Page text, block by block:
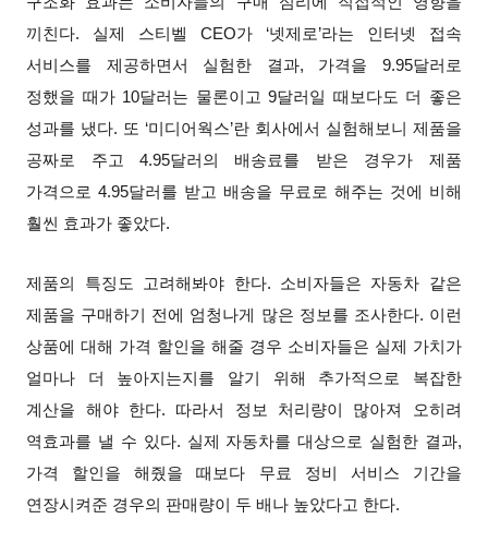
끼친다. 실제 스티벨 CEO가 ‘넷제로’라는 인터넷 접속
서비스를 제공하면서 실험한 결과, 가격을 9.95달러로
정했을 때가 10달러는 물론이고 9달러일 때보다도 더 좋은
성과를 냈다. 또 ‘미디어웍스’란 회사에서 실험해보니 제품을
공짜로 주고 4.95달러의 배송료를 받은 경우가 제품
가격으로 4.95달러를 받고 배송을 무료로 해주는 것에 비해
훨씬 효과가 좋았다.
제품의 특징도 고려해봐야 한다. 소비자들은 자동차 같은
제품을 구매하기 전에 엄청나게 많은 정보를 조사한다. 이런
상품에 대해 가격 할인을 해줄 경우 소비자들은 실제 가치가
얼마나 더 높아지는지를 알기 위해 추가적으로 복잡한
계산을 해야 한다. 따라서 정보 처리량이 많아져 오히려
역효과를 낼 수 있다. 실제 자동차를 대상으로 실험한 결과,
가격 할인을 해줬을 때보다 무료 정비 서비스 기간을
연장시켜준 경우의 판매량이 두 배나 높았다고 한다.